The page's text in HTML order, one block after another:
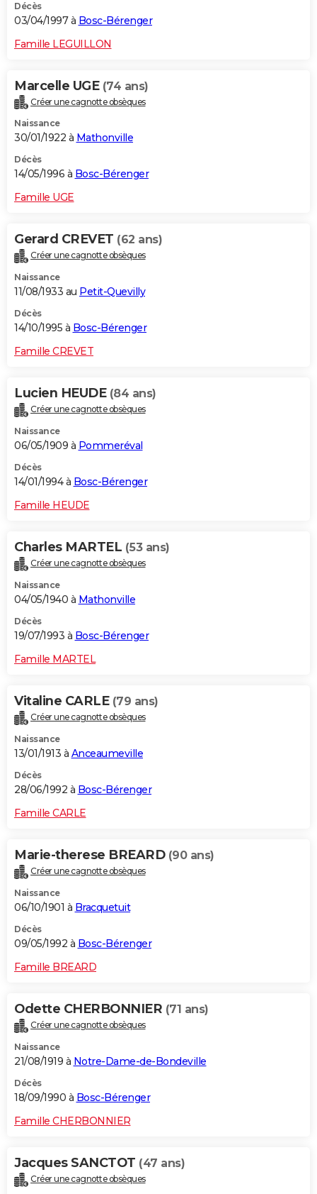
Décès
03/04/1997 à Bosc-Bérenger
Famille LEGUILLON
Marcelle UGE (74 ans)
Créer une cagnotte obsèques
Naissance
30/01/1922 à Mathonville
Décès
14/05/1996 à Bosc-Bérenger
Famille UGE
Gerard CREVET (62 ans)
Créer une cagnotte obsèques
Naissance
11/08/1933 au Petit-Quevilly
Décès
14/10/1995 à Bosc-Bérenger
Famille CREVET
Lucien HEUDE (84 ans)
Créer une cagnotte obsèques
Naissance
06/05/1909 à Pommeréval
Décès
14/01/1994 à Bosc-Bérenger
Famille HEUDE
Charles MARTEL (53 ans)
Créer une cagnotte obsèques
Naissance
04/05/1940 à Mathonville
Décès
19/07/1993 à Bosc-Bérenger
Famille MARTEL
Vitaline CARLE (79 ans)
Créer une cagnotte obsèques
Naissance
13/01/1913 à Anceaumeville
Décès
28/06/1992 à Bosc-Bérenger
Famille CARLE
Marie-therese BREARD (90 ans)
Créer une cagnotte obsèques
Naissance
06/10/1901 à Bracquetuit
Décès
09/05/1992 à Bosc-Bérenger
Famille BREARD
Odette CHERBONNIER (71 ans)
Créer une cagnotte obsèques
Naissance
21/08/1919 à Notre-Dame-de-Bondeville
Décès
18/09/1990 à Bosc-Bérenger
Famille CHERBONNIER
Jacques SANCTOT (47 ans)
Créer une cagnotte obsèques